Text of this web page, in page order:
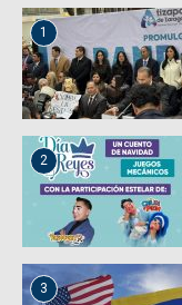
1
2
3